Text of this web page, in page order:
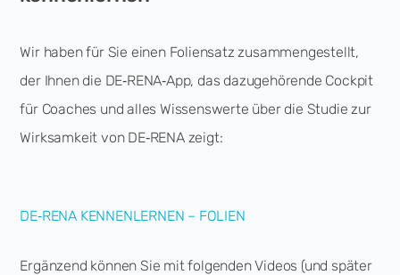
Wir haben für Sie einen Foliensatz zusammengestellt,
der Ihnen die DE‑RENA‑App, das dazugehörende Cockpit
für Coaches und alles Wissenswerte über die Studie zur
Wirksamkeit von DE‑RENA zeigt:
DE‑RENA KENNENLERNEN – FOLIEN
Ergänzend können Sie mit folgenden Videos (und später